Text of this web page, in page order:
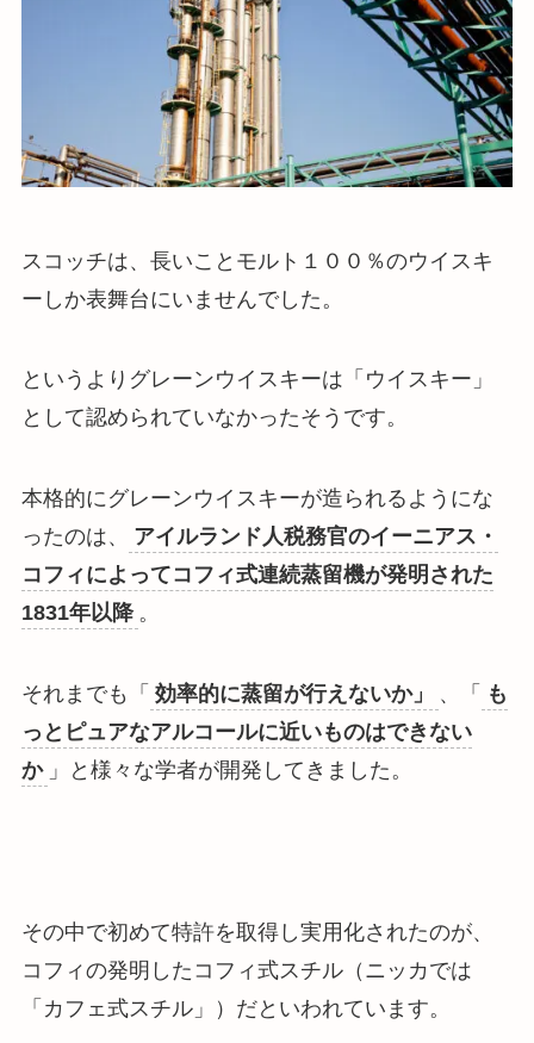
スコッチは、長いことモルト１００％のウイスキ
ーしか表舞台にいませんでした。
というよりグレーンウイスキーは「ウイスキー」
として認められていなかったそうです。
本格的にグレーンウイスキーが造られるようにな
ったのは、
アイルランド人税務官のイーニアス・
コフィによってコフィ式連続蒸留機が発明された
1831年以降 。
それまでも「 効率的に蒸留が行えないか」 、「
も
っとピュアなアルコールに近いものはできない
か 」と様々な学者が開発してきました。
その中で初めて特許を取得し実用化されたのが、
コフィの発明したコフィ式スチル（ニッカでは
「カフェ式スチル」） だといわれています。